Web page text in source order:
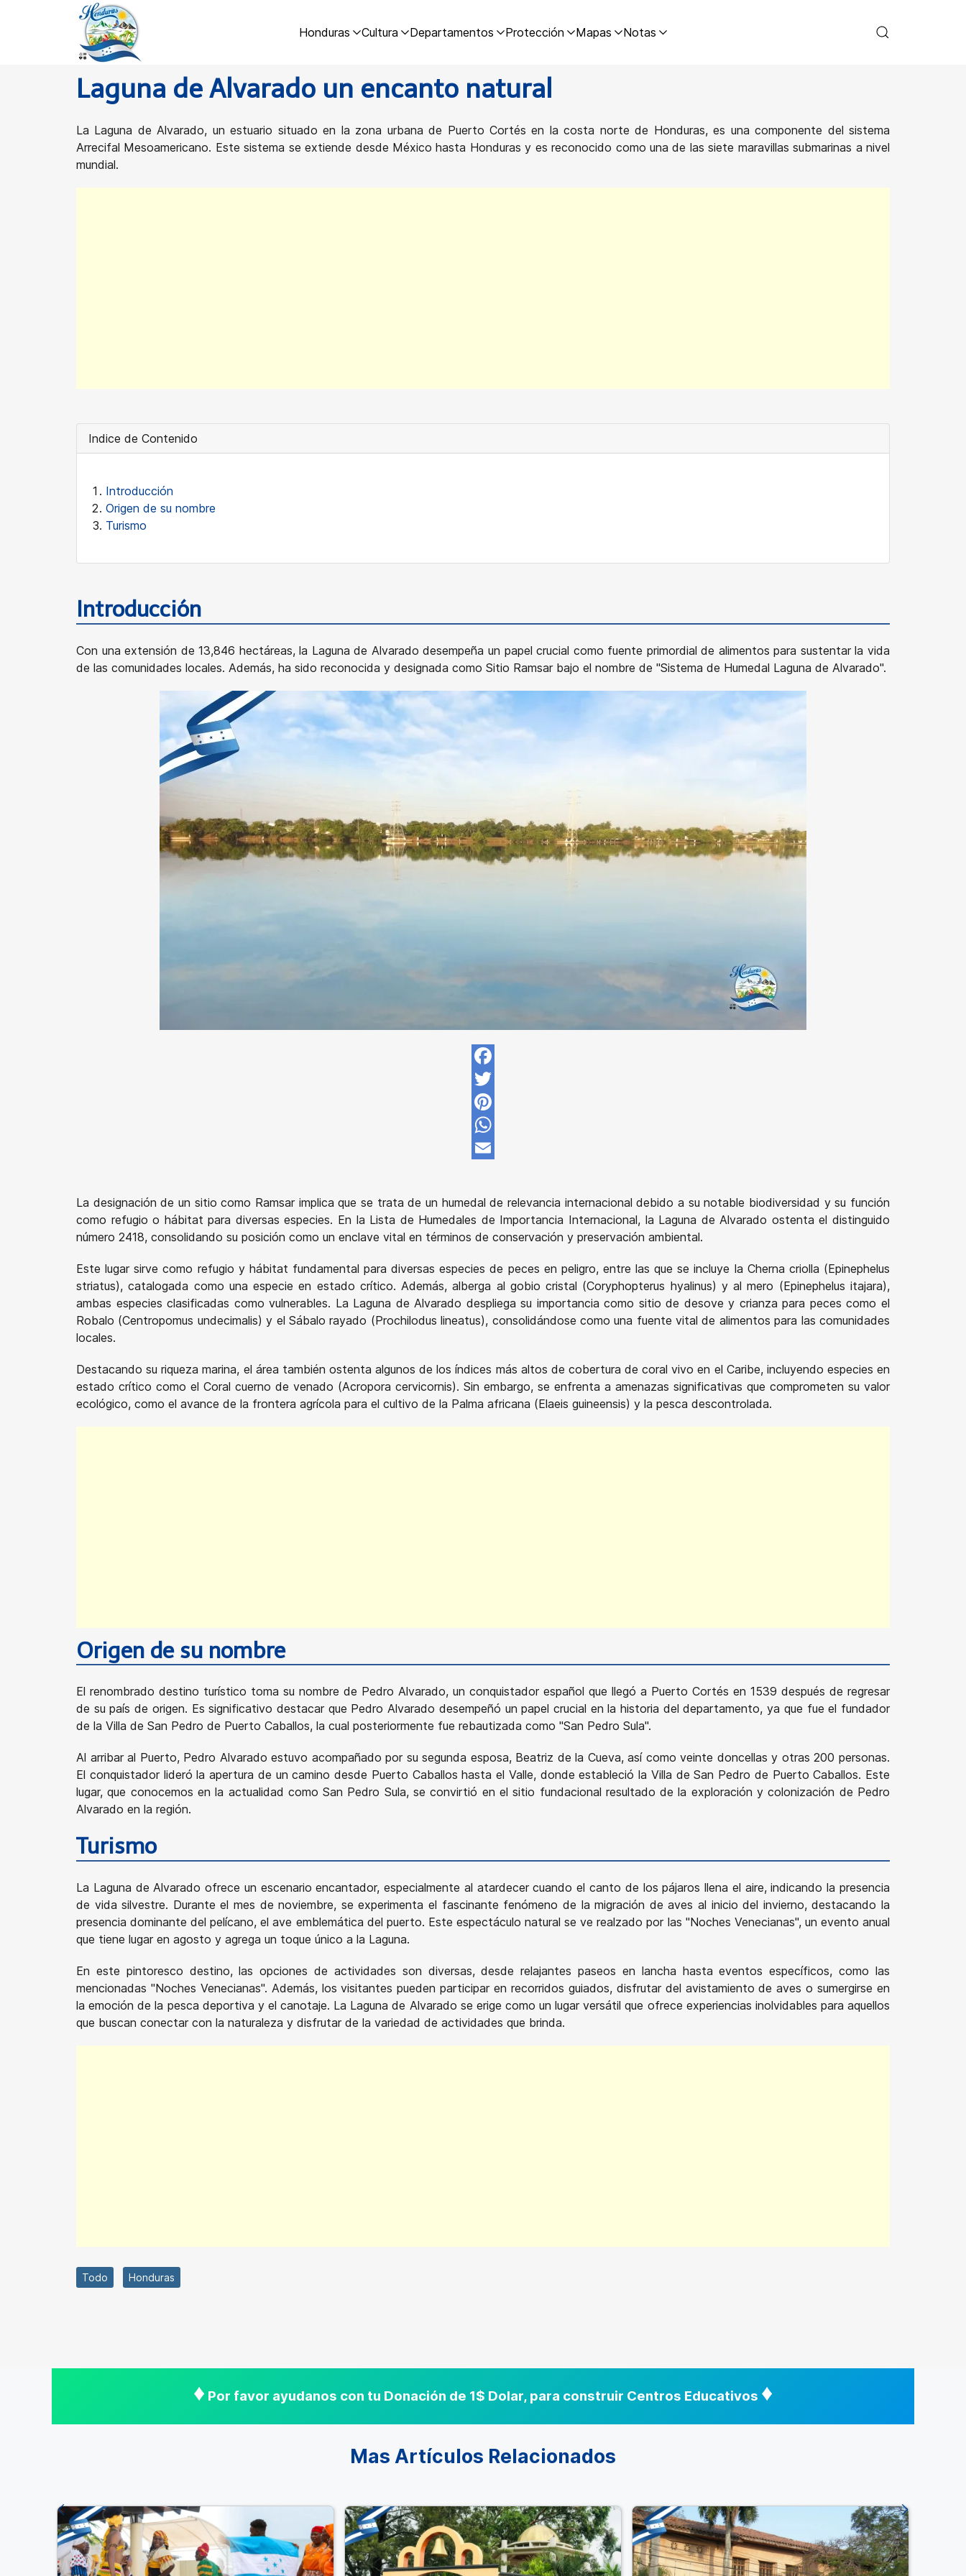
Honduras Cultura Departamentos Protección Mapas Notas
Laguna de Alvarado un encanto natural
La Laguna de Alvarado, un estuario situado en la zona urbana de Puerto Cortés en la costa norte de Honduras, es una componente del sistema
Arrecifal Mesoamericano. Este sistema se extiende desde México hasta Honduras y es reconocido como una de las siete maravillas submarinas a nivel
mundial.
Indice de Contenido
Introducción
Origen de su nombre
Turismo
Introducción
Con una extensión de 13,846 hectáreas, la Laguna de Alvarado desempeña un papel crucial como fuente primordial de alimentos para sustentar la vida
de las comunidades locales. Además, ha sido reconocida y designada como Sitio Ramsar bajo el nombre de "Sistema de Humedal Laguna de Alvarado".
Facebook
Twitter
Pinterest
WhatsApp
La designación de un sitio como Ramsar implica que se trata de un humedal de relevancia internacional debido a su notable biodiversidad y su función
como refugio o hábitat para diversas especies. En la Lista de Humedales de Importancia Internacional, la Laguna de Alvarado ostenta el distinguido
número 2418, consolidando su posición como un enclave vital en términos de conservación y preservación ambiental.
Este lugar sirve como refugio y hábitat fundamental para diversas especies de peces en peligro, entre las que se incluye la Cherna criolla (Epinephelus
striatus), catalogada como una especie en estado crítico. Además, alberga al gobio cristal (Coryphopterus hyalinus) y al mero (Epinephelus itajara),
ambas especies clasificadas como vulnerables. La Laguna de Alvarado despliega su importancia como sitio de desove y crianza para peces como el
Robalo (Centropomus undecimalis) y el Sábalo rayado (Prochilodus lineatus), consolidándose como una fuente vital de alimentos para las comunidades
locales.
Destacando su riqueza marina, el área también ostenta algunos de los índices más altos de cobertura de coral vivo en el Caribe, incluyendo especies en
estado crítico como el Coral cuerno de venado (Acropora cervicornis). Sin embargo, se enfrenta a amenazas significativas que comprometen su valor
ecológico, como el avance de la frontera agrícola para el cultivo de la Palma africana (Elaeis guineensis) y la pesca descontrolada.
Origen de su nombre
El renombrado destino turístico toma su nombre de Pedro Alvarado, un conquistador español que llegó a Puerto Cortés en 1539 después de regresar
de su país de origen. Es significativo destacar que Pedro Alvarado desempeñó un papel crucial en la historia del departamento, ya que fue el fundador
de la Villa de San Pedro de Puerto Caballos, la cual posteriormente fue rebautizada como "San Pedro Sula".
Al arribar al Puerto, Pedro Alvarado estuvo acompañado por su segunda esposa, Beatriz de la Cueva, así como veinte doncellas y otras 200 personas.
El conquistador lideró la apertura de un camino desde Puerto Caballos hasta el Valle, donde estableció la Villa de San Pedro de Puerto Caballos. Este
lugar, que conocemos en la actualidad como San Pedro Sula, se convirtió en el sitio fundacional resultado de la exploración y colonización de Pedro
Alvarado en la región.
Turismo
La Laguna de Alvarado ofrece un escenario encantador, especialmente al atardecer cuando el canto de los pájaros llena el aire, indicando la presencia
de vida silvestre. Durante el mes de noviembre, se experimenta el fascinante fenómeno de la migración de aves al inicio del invierno, destacando la
presencia dominante del pelícano, el ave emblemática del puerto. Este espectáculo natural se ve realzado por las "Noches Venecianas", un evento anual
que tiene lugar en agosto y agrega un toque único a la Laguna.
En este pintoresco destino, las opciones de actividades son diversas, desde relajantes paseos en lancha hasta eventos específicos, como las
mencionadas "Noches Venecianas". Además, los visitantes pueden participar en recorridos guiados, disfrutar del avistamiento de aves o sumergirse en
la emoción de la pesca deportiva y el canotaje. La Laguna de Alvarado se erige como un lugar versátil que ofrece experiencias inolvidables para aquellos
que buscan conectar con la naturaleza y disfrutar de la variedad de actividades que brinda.
Todo Honduras
♦ Por favor ayudanos con tu Donación de 1$ Dolar, para construir Centros Educativos ♦
Mas Artículos Relacionados